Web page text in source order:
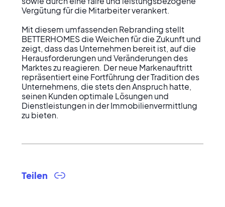
Vergütung für die Mitarbeiter verankert.
Mit diesem umfassenden Rebranding stellt
BETTERHOMES die Weichen für die Zukunft und
zeigt, dass das Unternehmen bereit ist, auf die
Herausforderungen und Veränderungen des
Marktes zu reagieren. Der neue Markenauftritt
repräsentiert eine Fortführung der Tradition des
Unternehmens, die stets den Anspruch hatte,
seinen Kunden optimale Lösungen und
Dienstleistungen in der Immobilienvermittlung
zu bieten.
Teilen